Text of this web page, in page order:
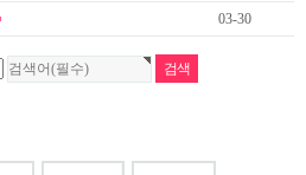
03-30